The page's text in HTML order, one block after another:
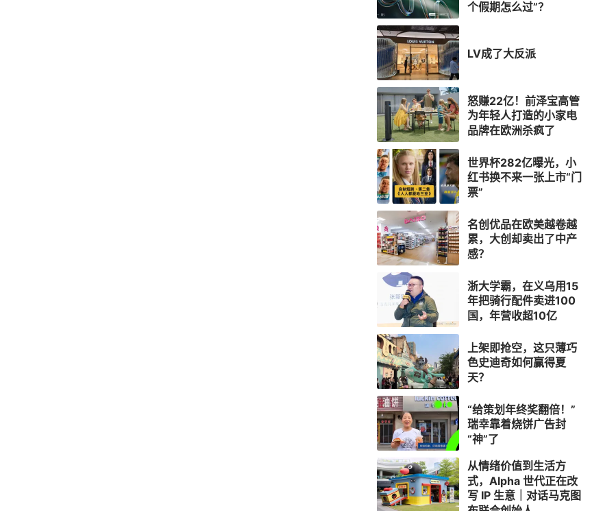
个假期怎么过”？
LV成了大反派
怒赚22亿！前泽宝高管
为年轻人打造的小家电
品牌在欧洲杀疯了
世界杯282亿曝光，小
红书换不来一张上市“门
票”
名创优品在欧美越卷越
累，大创却卖出了中产
感？
浙大学霸，在义乌用15
年把骑行配件卖进100
国，年营收超10亿
上架即抢空，这只薄巧
色史迪奇如何赢得夏
天？
“给策划年终奖翻倍！”
瑞幸靠着烧饼广告封
“神”了
从情绪价值到生活方
式，Alpha 世代正在改
写 IP 生意｜对话马克图